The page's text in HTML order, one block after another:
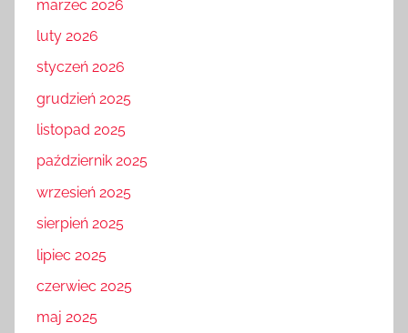
marzec 2026
luty 2026
styczeń 2026
grudzień 2025
listopad 2025
październik 2025
wrzesień 2025
sierpień 2025
lipiec 2025
czerwiec 2025
maj 2025